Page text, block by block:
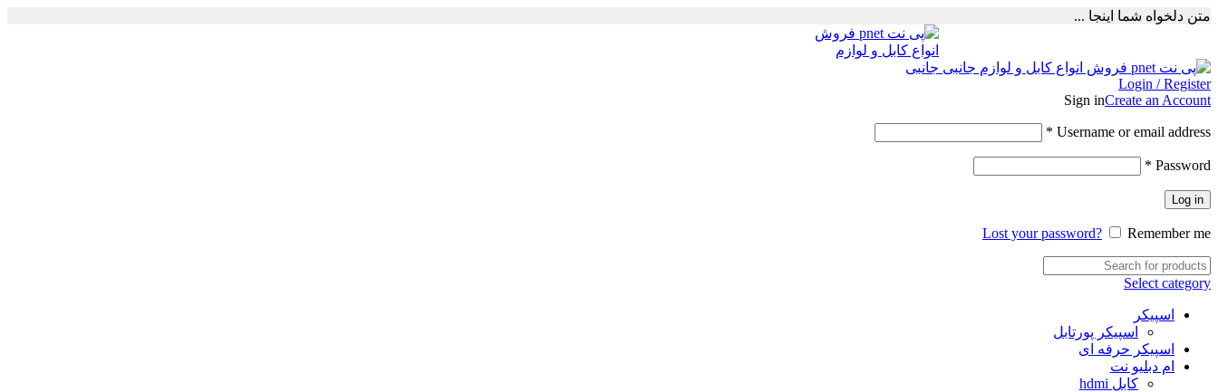
متن دلخواه شما اینجا ...
Login / Register
Sign inCreate an Account
Username or email address
*
Password
*
Log in
Lost your password? Remember me
Select category
اسپیکر
اسپیکر پورتابل
اسپیکر حرفه ای
ام دبلیو نت
کابل hdmi